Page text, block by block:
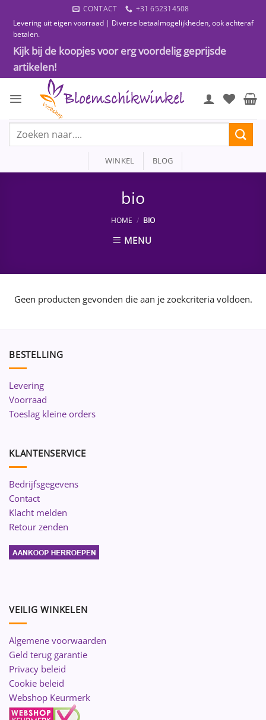
naar
inhoud
CONTACT
+31 652314508
Levering uit eigen voorraad | Diverse betaalmogelijkheden, ook achteraf
betalen.
Kijk bij de koopjes voor erg voordelig geprijsde
artikelen!
Zoeken
WINKEL BLOG
bio
HOME / BIO
MENU
Geen producten gevonden die aan je zoekcriteria voldoen.
BESTELLING
Levering
Voorraad
Toeslag kleine orders
KLANTENSERVICE
Bedrijfsgegevens
Contact
Klacht melden
Retour zenden
VEILIG WINKELEN
Algemene voorwaarden
Geld terug garantie
Privacy beleid
Cookie beleid
Webshop Keurmerk